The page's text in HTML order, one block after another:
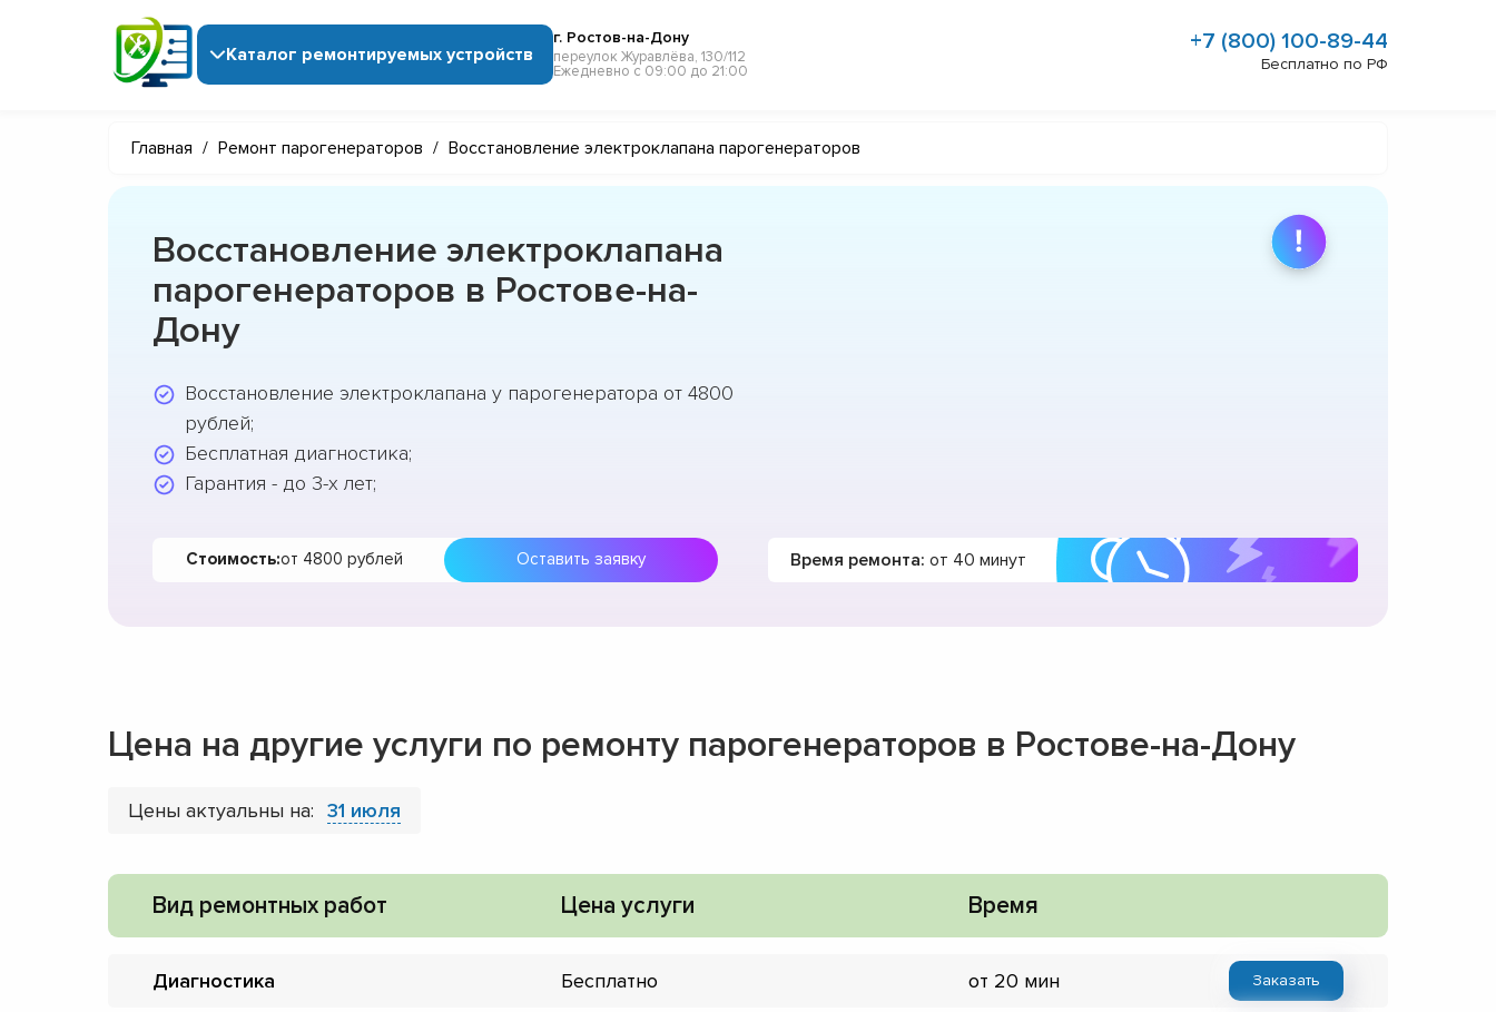
Каталог ремонтируемых устройств
г. Ростов-на-Дону
переулок Журавлёва, 130/112
Ежедневно с 09:00 до 21:00
+7 (800) 100-89-44
Бесплатно по РФ
Главная / Ремонт парогенераторов / Восстановление электроклапана парогенераторов
Восстановление электроклапана
парогенераторов в Ростове-на-
Дону
Восстановление электроклапана у парогенератора от 4800
рублей;
Бесплатная диагностика;
Гарантия - до 3-х лет;
Стоимость:от 4800 рублей Оставить заявку Время ремонта: от 40 минут
Цена на другие услуги по ремонту парогенераторов в Ростове-на-Дону
Цены актуальны на: 31 июля
Вид ремонтных работ Цена услуги Время
Диагностика Бесплатно от 20 мин Заказать